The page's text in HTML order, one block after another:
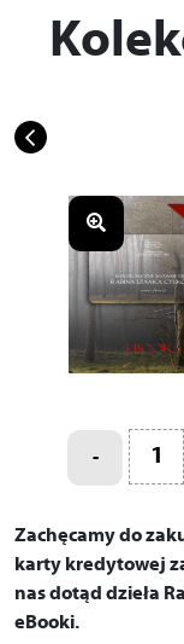
-
Zachęcamy do
karty kredytowej
nas dotąd dzieła
eBooki.